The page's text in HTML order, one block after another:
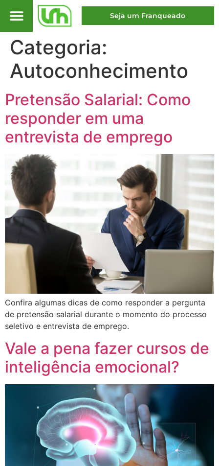
Seja um Franqueado
Categoria:
Autoconhecimento
Pretensão Salarial: Como
responder em uma
entrevista de emprego
Confira algumas dicas de como responder a pergunta
de pretensão salarial durante o momento do processo
seletivo e entrevista de emprego.
Vale a pena fazer cursos de
inteligência emocional?